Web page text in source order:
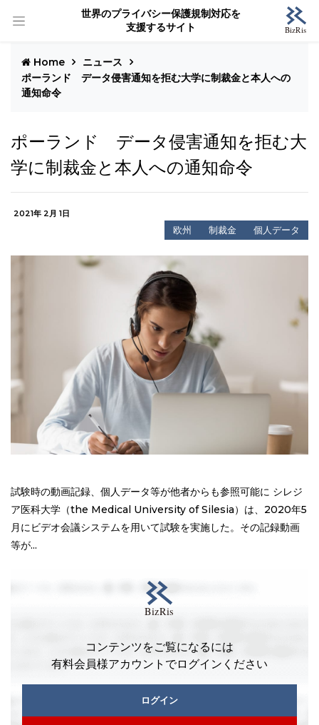
世界のプライバシー保護規制対応を
支援するサイト
Home
ニュース
ポーランド データ侵害通知を拒む大学に制裁金と本人への
通知命令
ポーランド データ侵害通知を拒む大
学に制裁金と本人への通知命令
2021年 2月 1日
欧州 制裁金 個人データ
試験時の動画記録、個人データ等が他者からも参照可能に シレジ
ア医科大学（the Medical University of Silesia）は、2020年5
月にビデオ会議システムを用いて試験を実施した。その記録動画
等が...
コンテンツをご覧になるには
有料会員様アカウントでログインください
ログイン